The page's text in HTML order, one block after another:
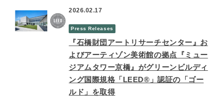
2026.02.17
Press Releases
『石橋財団アートリサーチセンター』お
よびアーティゾン美術館の拠点『ミュー
ジアムタワー京橋』がグリーンビルディ
ング国際規格「LEED®」認証の「ゴー
ルド」を取得